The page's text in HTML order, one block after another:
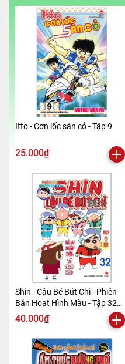
Trọng lượng
520
Số trang
404
Hình thức
Bìa mềm
Itto - Cơn lốc sân cỏ - Tập 9
25.000₫
Shin - Cậu Bé Bút Chì - Phiên
Bản Hoạt Hình Màu - Tập 32
(Tái Bản 2019)
40.000₫